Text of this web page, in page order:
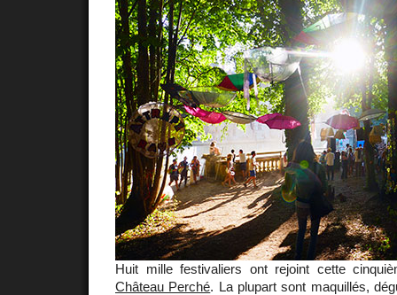
Huit mille festivaliers ont rejoint cette
Château Perché. La plupart sont maquillés,